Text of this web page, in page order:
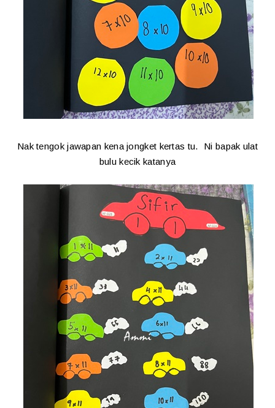
Nak tengok jawapan kena jongket kertas tu. Ni bapak ulat
bulu kecik katanya